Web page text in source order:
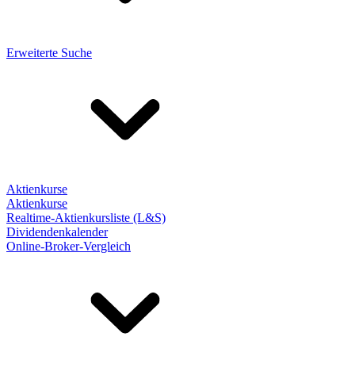
Erweiterte Suche
Aktienkurse
Aktienkurse
Realtime-Aktienkursliste (L&S)
Dividendenkalender
Online-Broker-Vergleich